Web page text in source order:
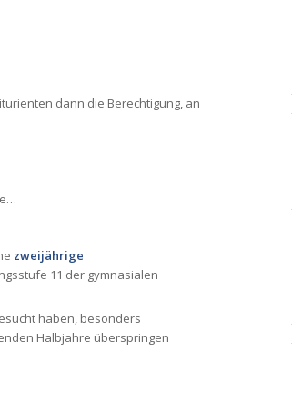
dann die Berechtigung, an
zweijährige
11 der gymnasialen
haben, besonders
Halbjahre überspringen